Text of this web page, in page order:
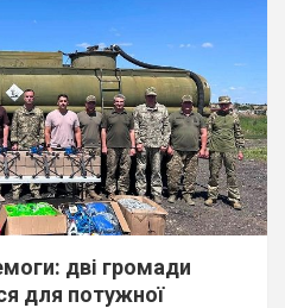
дві громади
для потужної